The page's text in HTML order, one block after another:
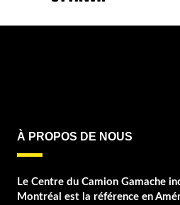
À PROPOS DE NOUS
Le Centre du Camion Gamache
Montréal est la référence en